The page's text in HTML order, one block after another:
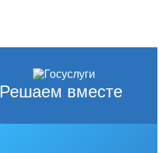
Решаем вместе